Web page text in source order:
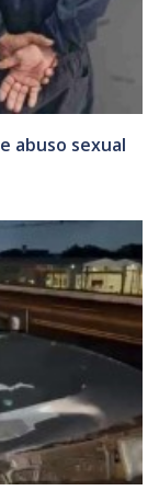
abuso sexual